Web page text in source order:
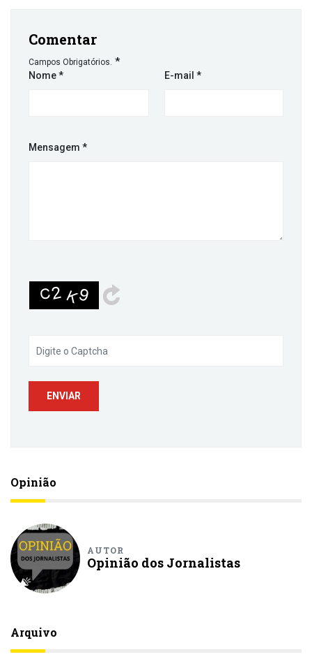
Comentar
Campos Obrigatórios. *
Nome* E-mail *
Mensagem *
Opinião
AUTOR
Opinião dos Jornalistas
Arquivo